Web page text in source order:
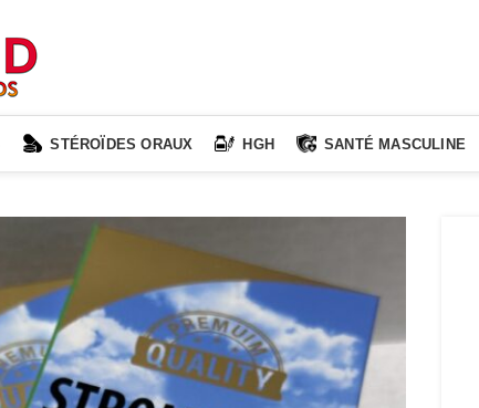
STÉROÏDES ORAUX HGH SANTÉ MASCULINE